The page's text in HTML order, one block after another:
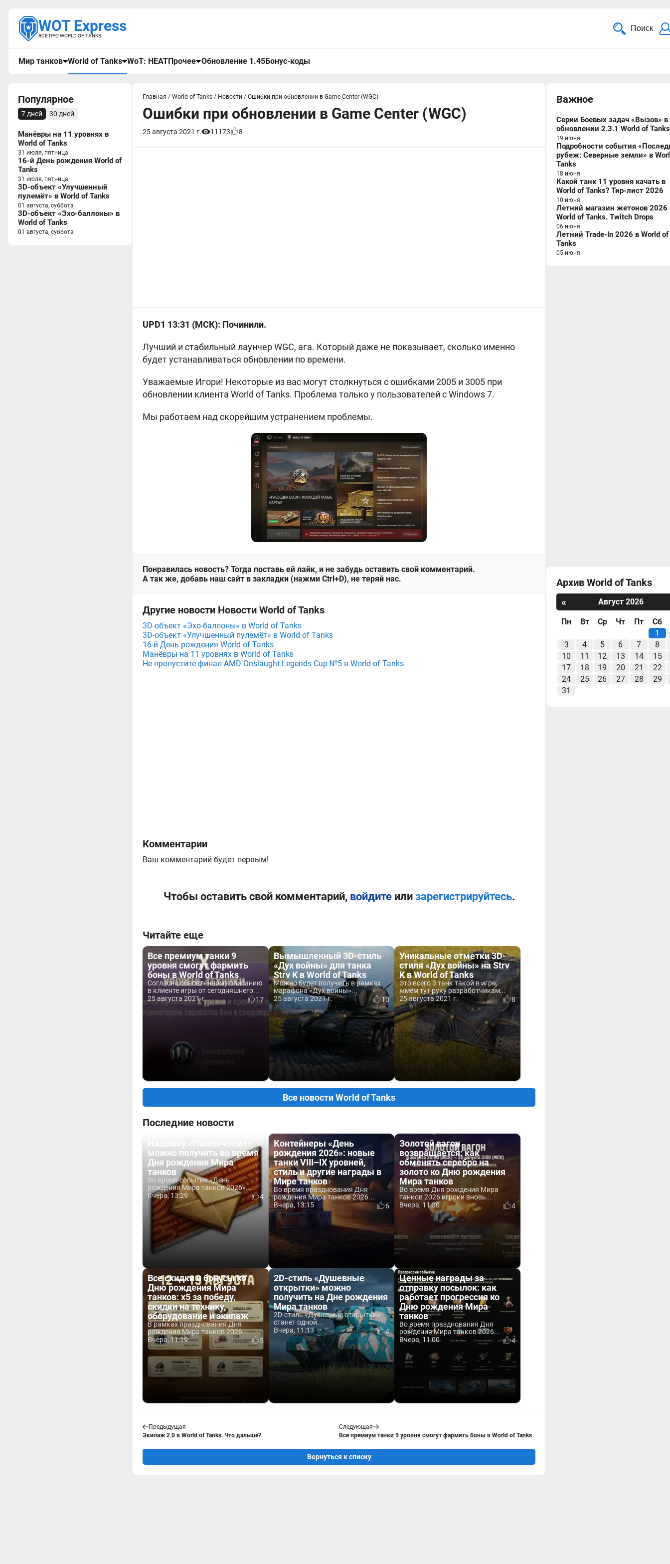
WOT Express
ВСЁ ПРО WORLD OF TANKS
Поиск
Мир танков World of Tanks WoT: HEATПрочее Обновление 1.45Бонус-коды
Популярное
7 дней 30 дней
Манёвры на 11 уровнях в
World of Tanks
31 июля, пятница
16-й День рождения World of
Tanks
31 июля, пятница
3D-объект «Улучшенный
пулемёт» в World of Tanks
01 августа, суббота
3D-объект «Эхо-баллоны» в
World of Tanks
01 августа, суббота
Главная / World of Tanks / Новости / Ошибки при обновлении в Game Center (WGC)
Ошибки при обновлении в Game Center (WGC)
25 августа 2021 г. 11173 8
UPD1 13:31 (МСК): Починили.
Лучший и стабильный лаунчер WGC, ага. Который даже не показывает, сколько именно
будет устанавливаться обновлении по времени.
Уважаемые Игори! Некоторые из вас могут столкнуться с ошибками 2005 и 3005 при
обновлении клиента World of Tanks. Проблема только у пользователей с Windows 7.
Мы работаем над скорейшим устранением проблемы.
Понравилась новость? Тогда поставь ей лайк, и не забудь оставить свой комментарий.
А так же, добавь наш сайт в закладки (нажми Ctrl+D), не теряй нас.
Другие новости Новости World of Tanks
3D-объект «Эхо-баллоны» в World of Tanks
3D-объект «Улучшенный пулемёт» в World of Tanks
16-й День рождения World of Tanks
Манёвры на 11 уровнях в World of Tanks
Не пропустите финал AMD Onslaught Legends Cup №5 в World of Tanks
Комментарии
Ваш комментарий будет первым!
Чтобы оставить свой комментарий, войдитеили зарегистрируйтесь.
Читайте еще
Все премиум танки 9
уровня смогут фармить
боны в World of Tanks
Согласно обновлённому описанию
в клиенте игры от сегодняшнего...
25 августа 2021 г.
17
Вымышленный 3D-стиль
«Дух войны» для танка
Strv K в World of Tanks
Можно будет получить в рамках
марафона «Дух войны»...
25 августа 2021 г.
10
Уникальные отметки 3D-
стиля «Дух войны» на Strv
K в World of Tanks
Это всего 3 танк такой в игре,
жмём тут руку разработчикам...
25 августа 2021 г.
8
Все новости World of Tanks
Последние новости
Нашивку «Главпочтамт»
можно получить во время
Дня рождения Мира
танков
Во время события «День
рождения Мира танков 2026»...
Вчера, 13:29
4
Контейнеры «День
рождения 2026»: новые
танки VIII–IX уровней,
стиль и другие награды в
Мире танков
Во время празднования Дня
рождения Мира танков 2026...
Вчера, 13:15
6
Золотой вагон
возвращается: как
обменять серебро на
золото ко Дню рождения
Мира танков
Во время Дня рождения Мира
танков 2026 игроки вновь...
Вчера, 11:30
4
Все скидки и бонусы ко
Дню рождения Мира
танков: x5 за победу,
скидки на технику,
оборудование и экипаж
В рамках празднования Дня
рождения Мира танков 2026...
Вчера, 11:19
5
2D-стиль «Душевные
открытки» можно
получить на Дне рождения
Мира танков
2D-стиль «Душевные открытки»
станет одной...
Вчера, 11:13
4
Ценные награды за
отправку посылок: как
работает прогрессия ко
Дню рождения Мира
танков
Во время празднования Дня
рождения Мира танков 2026...
Вчера, 11:00
4
Предыдущая
Экипаж 2.0 в World of Tanks. Что дальше?
Следующая
Все премиум танки 9 уровня смогут фармить боны в World of Tanks
Вернуться к списку
Важное
Серии Боевых задач «Вызов» в
обновлении 2.3.1 World of Tanks
19 июня
Подробности события
рубеж: Северные земли» в
Tanks
18 июня
Какой танк 11 уровня качать в
World of Tanks? Тир-лист 2026
10 июня
Летний магазин жетонов 2026
World of Tanks. Twitch Drops
06 июня
Летний Trade-In 2026 в World of
Tanks
05 июня
Архив World of Tanks
«
Август 2026
Пн Вт Ср Чт Пт
Сб
1
3
4 5 6 7
8
10
11 12 13 14
15
17
18 19 20 21
22
24
25 26 27 28
29
31